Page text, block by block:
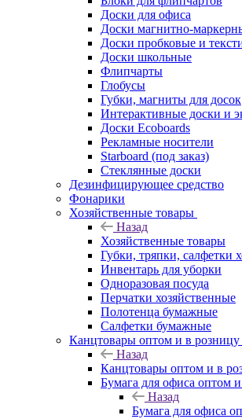
Доски для офиса
Доски магнитно-
Доски пробковые и
Доски школьные
Флипчарты
Глобусы
Губки, магниты для досок
Интерактивные доски и
Доски Ecoboards
Рекламные носители
Starboard (под заказ)
Стеклянные доски
Дезинфицирующее средство
Фонарики
Хозяйственные товары
Назад
Хозяйственные товары
Губки, тряпки, салфетки
Инвентарь для уборки
Одноразовая посуда
Перчатки хозяйственные
Полотенца бумажные
Салфетки бумажные
Канцтовары оптом и в розницу
Назад
Канцтовары оптом и в
Бумага для офиса оптом
Назад
Бумага для офиса